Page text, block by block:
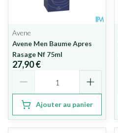
Avene
Avene Men Baume Apres
Rasage Nf 75ml
27,90 €
Ajouter au panier